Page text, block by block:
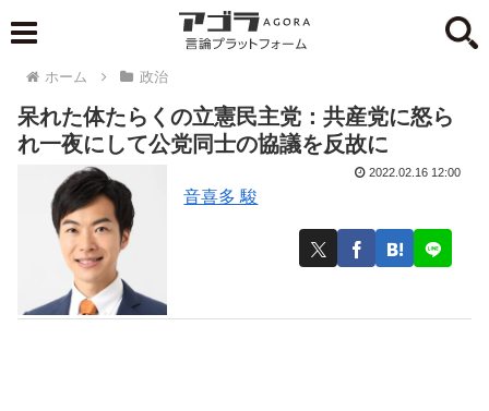
ホーム 政治
呆れた体たらくの立憲民主党：共産党に怒ら
れ一夜にして公党同士の協議を反故に
音喜多 駿
2022.02.16 12:00